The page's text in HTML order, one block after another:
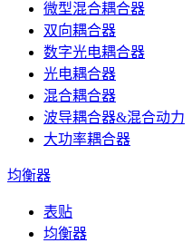
微型混合耦合器
双向耦合器
数字光电耦合器
光电耦合器
混合耦合器
波导耦合器&混合动力
大功率耦合器
均衡器
表贴
均衡器